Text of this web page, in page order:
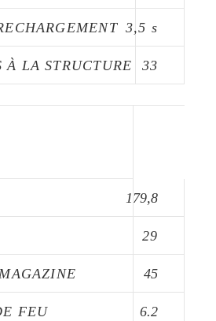
3,5 s
À LA STRUCTURE 33
179,8
29
45
FEU 6.2